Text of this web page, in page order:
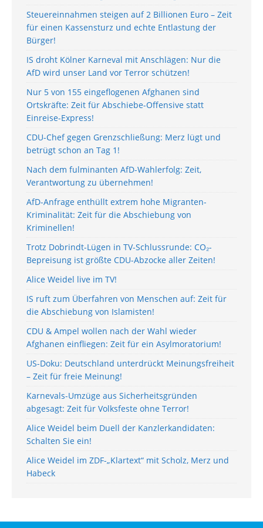
Steuereinnahmen steigen auf 2 Billionen Euro – Zeit
für einen Kassensturz und echte Entlastung der
Bürger!
IS droht Kölner Karneval mit Anschlägen: Nur die
AfD wird unser Land vor Terror schützen!
Nur 5 von 155 eingeflogenen Afghanen sind
Ortskräfte: Zeit für Abschiebe-Offensive statt
Einreise-Express!
CDU-Chef gegen Grenzschließung: Merz lügt und
betrügt schon an Tag 1!
Nach dem fulminanten AfD-Wahlerfolg: Zeit,
Verantwortung zu übernehmen!
AfD-Anfrage enthüllt extrem hohe Migranten-
Kriminalität: Zeit für die Abschiebung von
Kriminellen!
Trotz Dobrindt-Lügen in TV-Schlussrunde: CO₂-
Bepreisung ist größte CDU-Abzocke aller Zeiten!
Alice Weidel live im TV!
IS ruft zum Überfahren von Menschen auf: Zeit für
die Abschiebung von Islamisten!
CDU & Ampel wollen nach der Wahl wieder
Afghanen einfliegen: Zeit für ein Asylmoratorium!
US-Doku: Deutschland unterdrückt Meinungsfreiheit
– Zeit für freie Meinung!
Karnevals-Umzüge aus Sicherheitsgründen
abgesagt: Zeit für Volksfeste ohne Terror!
Alice Weidel beim Duell der Kanzlerkandidaten:
Schalten Sie ein!
Alice Weidel im ZDF-„Klartext“ mit Scholz, Merz und
Habeck